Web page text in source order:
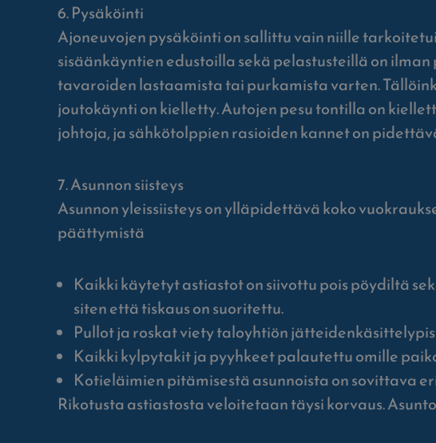
6. Pysäköinti
Ajoneuvojen pysäköinti on sallittu vain niille
sisäänkäyntien edustoilla sekä pelastusteillä on
tavaroiden lastaamista tai purkamista varten.
joutokäynti on kielletty. Autojen pesu tontilla on
johtoja, ja sähkötolppien rasioiden kannet on
7. Asunnon siisteys
Asunnon yleissiisteys on ylläpidettävä koko
päättymistä
Kaikki käytetyt astiastot on siivottu pois pöydiltä
siten että tiskaus on suoritettu.
Pullot ja roskat viety taloyhtiön
Kaikki kylpytakit ja pyyhkeet palautettu omille
Kotieläimien pitämisestä asunnoista on sovittava
Rikotusta astiastosta veloitetaan täysi korvaus.